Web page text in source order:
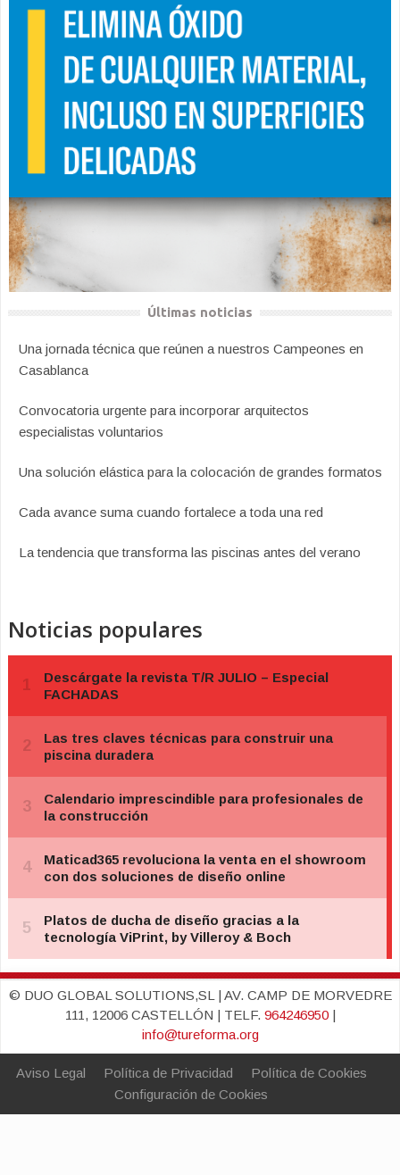
Últimas noticias
Una jornada técnica que reúnen a nuestros Campeones en
Casablanca
Convocatoria urgente para incorporar arquitectos
especialistas voluntarios
Una solución elástica para la colocación de grandes formatos
Cada avance suma cuando fortalece a toda una red
La tendencia que transforma las piscinas antes del verano
Noticias populares
© DUO GLOBAL SOLUTIONS,SL | AV. CAMP DE MORVEDRE
111, 12006 CASTELLÓN | TELF. 964246950|
info@tureforma.org
Aviso Legal Política de Privacidad
Política de Cookies
Configuración de Cookies